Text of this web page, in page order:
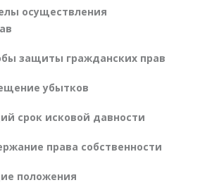
осуществления
защиты гражданских прав
убытков
срок исковой давности
права собственности
положения